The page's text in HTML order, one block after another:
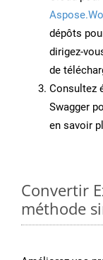
dépôts
dirigez-
de
Consultez
Swagger
en savoir
Convertir
méthode